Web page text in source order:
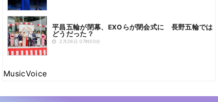
平昌五輪が閉幕、EXOらが閉会式に 長野五輪では
どうだった？
2月26日 07時00分
MusicVoice